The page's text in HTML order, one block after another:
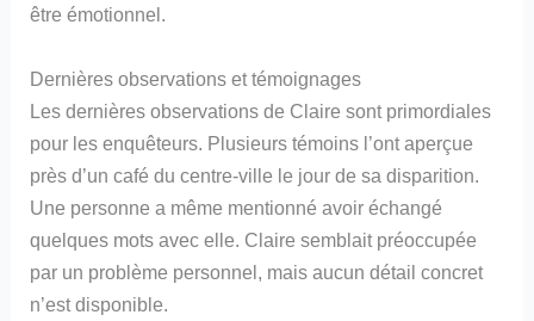
être émotionnel.
Dernières observations et témoignages
Les dernières observations de Claire sont primordiales
pour les enquêteurs. Plusieurs témoins l’ont aperçue
près d’un café du centre-ville le jour de sa disparition.
Une personne a même mentionné avoir échangé
quelques mots avec elle. Claire semblait préoccupée
par un problème personnel, mais aucun détail concret
n’est disponible.